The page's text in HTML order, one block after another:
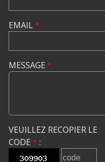
EMAIL*
MESSAGE *
VEUILLEZ RECOPIER LE
CODE * :